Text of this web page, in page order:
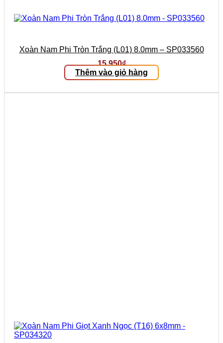
Xoàn Nam Phi Tròn Trắng (L01) 8.0mm – SP033560
15.950₫
Thêm vào giỏ hàng